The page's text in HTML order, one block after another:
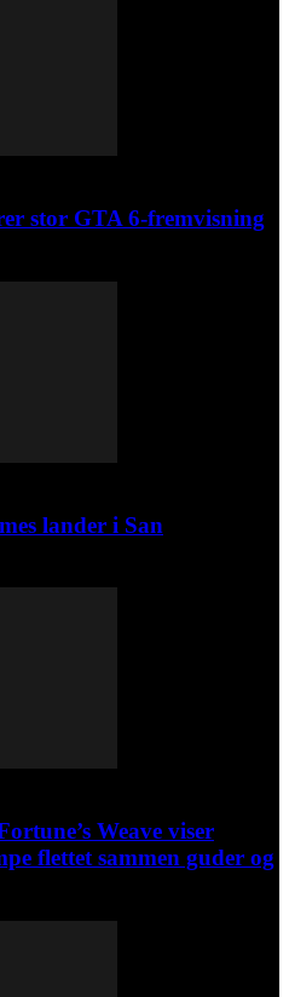
stor GTA 6-fremvisning
lander i San
Weave viser
flettet sammen guder og